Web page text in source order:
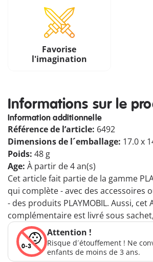
Favorise
l'imagination
Informations sur le
Information additionnelle
Référence de l’article: 6492
Dimensions de l´emballage: 17.0 x
Poids: 48 g
Age: À partir de 4 an(s)
Cet article fait partie de la gamme
qui complète - avec des accessoires
- des produits PLAYMOBIL. Aussi, cet
complémentaire est livré sous
Attention !
Risque d´étouffement ! Ne
enfants de moins de 3 ans.